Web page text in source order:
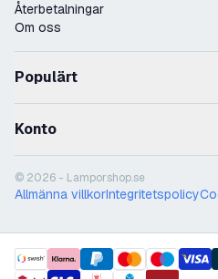
Återbetalningar
Om oss
Populärt
Konto
© 2026 - Lamporshop.se
Allmänna villkorIntegritetspolicy
payment methods